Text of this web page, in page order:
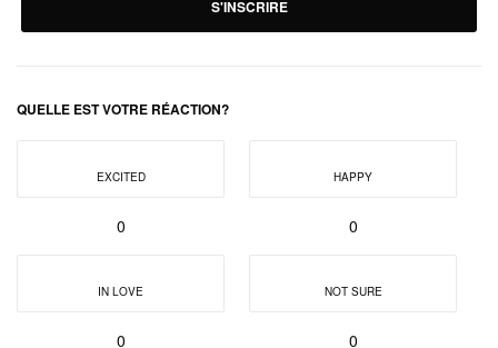
S'INSCRIRE
QUELLE EST VOTRE RÉACTION?
EXCITED
0
HAPPY
0
IN LOVE
0
NOT SURE
0